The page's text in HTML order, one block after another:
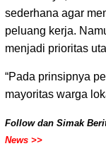
sederhana agar
peluang kerja.
menjadi prioritas
“Pada prinsipnya
mayoritas warga
Follow dan Simak
News >>